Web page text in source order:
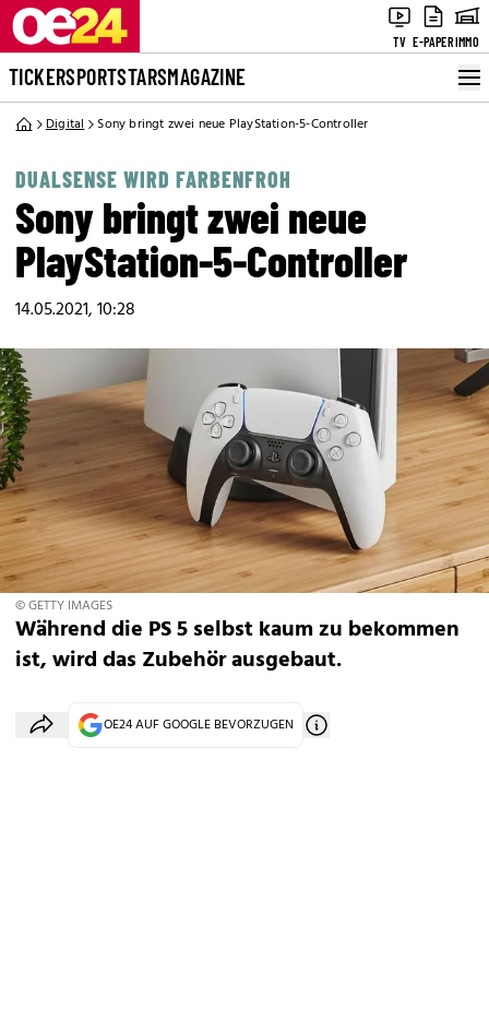
TV E-PAPERIMMO
TICKERSPORTSTARSMAGAZINE
Digital Sony bringt zwei neue PlayStation-5-Controller
DUALSENSE WIRD FARBENFROH
Sony bringt zwei neue
PlayStation-5-Controller
14.05.2021, 10:28
© GETTY IMAGES
Während die PS 5 selbst kaum zu bekommen
ist, wird das Zubehör ausgebaut.
OE24 AUF GOOGLE BEVORZUGEN